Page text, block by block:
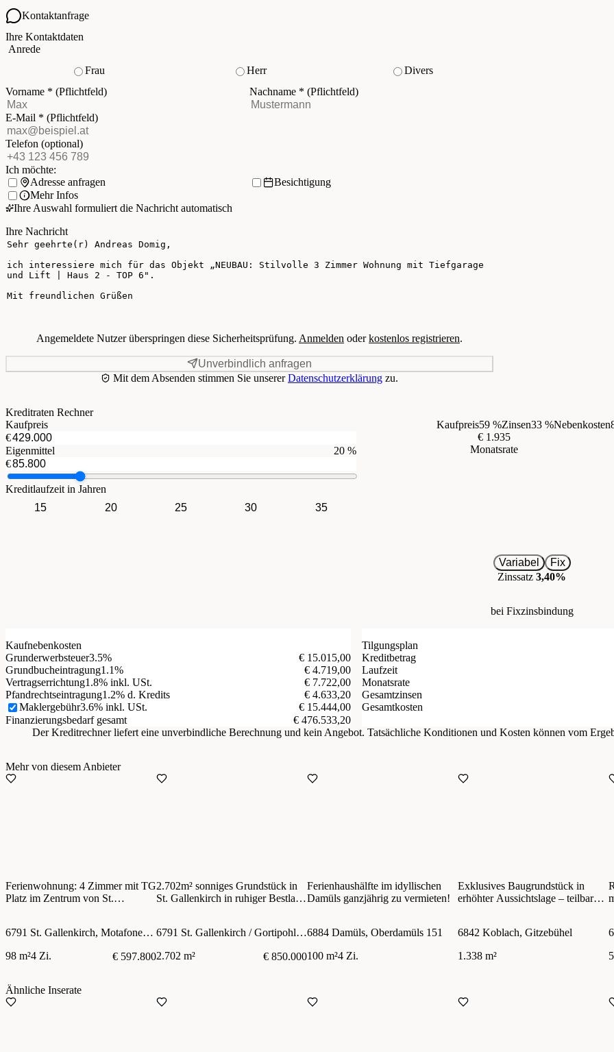
Kontaktanfrage
Ihre Kontaktdaten
Anrede
Frau
Herr
Divers
Vorname * (Pflichtfeld) Nachname * (Pflichtfeld)
E-Mail * (Pflichtfeld)
Telefon (optional)
Ich möchte:
Adresse anfragen
Besichtigung
Mehr Infos
Ihre Auswahl formuliert die Nachricht automatisch
Ihre Nachricht
Angemeldete Nutzer überspringen diese Sicherheitsprüfung. Anmelden oderkostenlos registrieren.
Unverbindlich anfragen
Mit dem Absenden stimmen Sie unsererDatenschutzerklärung zu.
Kreditraten Rechner
Kaufpreis
€
Eigenmittel
20 %
€
Kreditlaufzeit in Jahren
15
20 25 30 35
Kaufpreis59 %Zinsen33 %Nebenkosten
€ 1.935
Monatsrate
Variabel
Fix
Zinssatz 3,40%
bei Fixzinsbindung
Kaufnebenkosten
Grunderwerbsteuer3.5%
€ 15.015,00
Grundbucheintragung1.1%
€ 4.719,00
Vertragserrichtung1.8% inkl. USt.
€ 7.722,00
Pfandrechtseintragung1.2% d. Kredits
€ 4.633,20
Maklergebühr3.6% inkl. USt.
€ 15.444,00
Finanzierungsbedarf gesamt
€ 476.533,20
Tilgungsplan
Kreditbetrag
Laufzeit
Monatsrate
Gesamtzinsen
Gesamtkosten
Der Kreditrechner liefert eine unverbindliche Berechnung und kein Angebot. Tatsächliche Konditionen und Kosten können vom
Mehr von diesem Anbieter
Ferienwohnung: 4 Zimmer mit TG
Platz im Zentrum von St.
6791 St. Gallenkirch, Motafonerstraße
98 m²4 Zi. € 597.800
2.702m² sonniges Grundstück in
St. Gallenkirch in ruhiger Bestlage
6791 St. Gallenkirch / Gortipohl, Montielweg
2.702 m²
€ 850.000
Ferienhaushälfte im idyllischen
Damüls ganzjährig zu vermieten!
6884 Damüls, Oberdamüls 151
100 m²4 Zi.
Exklusives Baugrundstück in
erhöhter Aussichtslage – teilbar
6842 Koblach, Gitzebühel
1.338 m²
Ähnliche Inserate